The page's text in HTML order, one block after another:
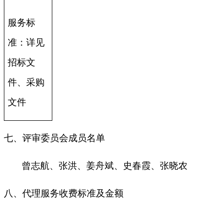
服务标
准：详见
招标文
件、采购
文件
七、评审委员会成员名单
曾志航、张洪、姜舟斌、史春霞、张晓农
八、代理服务收费标准及金额